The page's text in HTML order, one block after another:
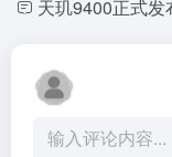
天玑9400正式